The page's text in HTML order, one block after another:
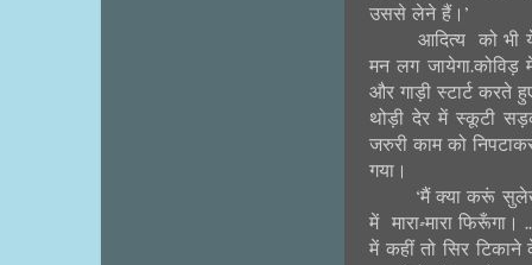
उससे लेने हैं।’
आदित्य को भी
मन लग जायेगा.कोविड़
और गाड़ी स्टार्ट करते
थोड़ी देर में स्कूटी
जरुरी काम को
गया।
‘मैं क्या करूं
में मारा-मारा
में कहीं तो सिर